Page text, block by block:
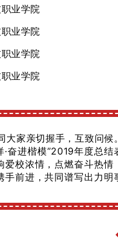
大家亲切握手，互致问候
·奋进楷模”2019年度总结
爱校浓情，点燃奋斗热情
前进，共同谱写出力明